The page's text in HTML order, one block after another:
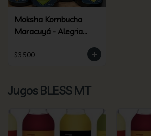
Moksha Kombucha
Maracuyá - Alegria
$3.500
Jugos BLESS MT